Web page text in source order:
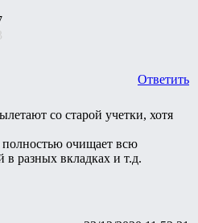
Ответить
со старой учетки, хотя
полностью очищает всю
в разных вкладках и т.д.